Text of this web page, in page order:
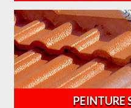
PEINTURE